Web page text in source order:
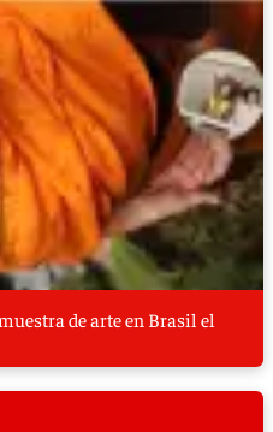
de arte en Brasil el